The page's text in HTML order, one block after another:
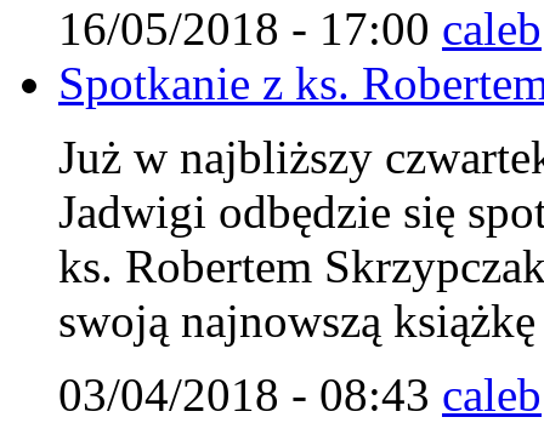
16/05/2018 - 17:00 caleb
Spotkanie z ks.
Już w najbliższy
Jadwigi odbędzie się
ks. Robertem
swoją najnowszą
03/04/2018 - 08:43 caleb